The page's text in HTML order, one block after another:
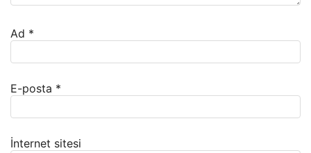
Ad *
E-posta *
İnternet sitesi